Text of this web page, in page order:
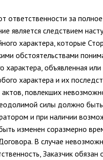
ответственности за
является следствием
характера, которые
обстоятельствами
характера, объявленная
характера и их
повлекших
силы должно
и при наличии
изменен соразмерно
В случае
Заказчик